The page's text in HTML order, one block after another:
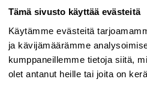
Tämä sivusto käyttää evästeitä
Käytämme evästeitä
ja kävijämäärämme
kumppaneillemme tietoja siitä,
olet antanut heille tai joita on